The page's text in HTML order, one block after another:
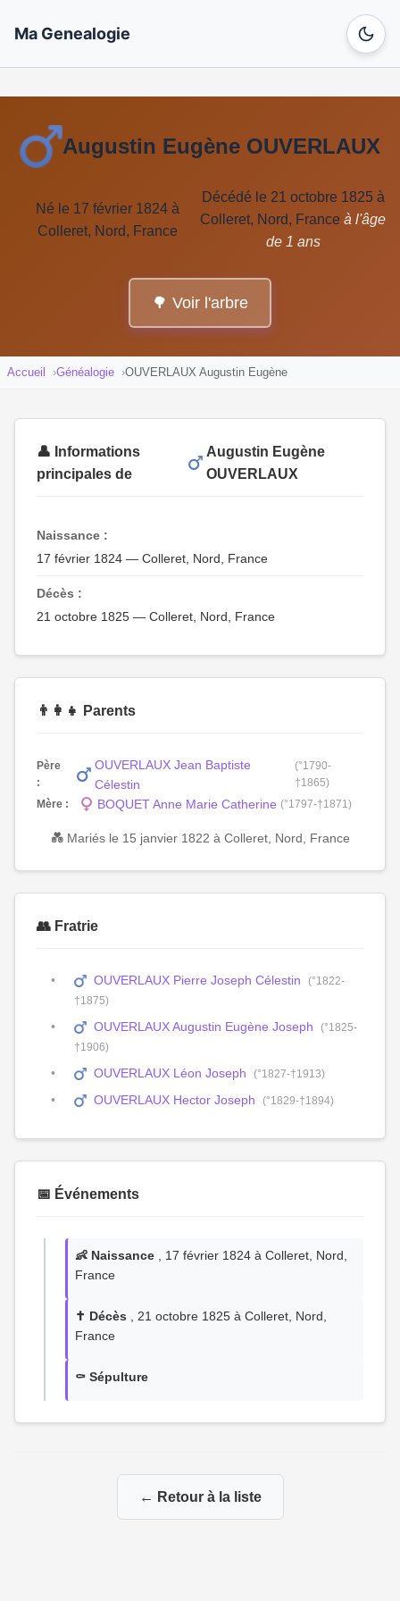
Ma Genealogie
Augustin Eugène OUVERLAUX
Né le 17 février 1824 à
Colleret, Nord, France
Décédé le 21 octobre 1825 à
Colleret, Nord, France à l'âge
de 1 ans
🌳 Voir l'arbre
Accueil Généalogie OUVERLAUX Augustin Eugène
👤 Informations
principales de
Augustin Eugène
OUVERLAUX
Naissance :
17 février 1824 — Colleret, Nord, France
Décès :
21 octobre 1825 — Colleret, Nord, France
👨‍👩‍👧 Parents
Père
:
OUVERLAUX Jean Baptiste
Célestin
(°1790-
†1865)
Mère :
BOQUET Anne Marie Catherine (°1797-†1871)
💑 Mariés le 15 janvier 1822 à Colleret, Nord, France
👥 Fratrie
OUVERLAUX Pierre Joseph Célestin
(°1822-
†1875)
OUVERLAUX Augustin Eugène Joseph
(°1825-
†1906)
OUVERLAUX Léon Joseph (°1827-†1913)
OUVERLAUX Hector Joseph (°1829-†1894)
📅 Événements
👶 Naissance , 17 février 1824 à Colleret, Nord,
France
✝️ Décès , 21 octobre 1825 à Colleret, Nord,
France
⚰️ Sépulture
← Retour à la liste